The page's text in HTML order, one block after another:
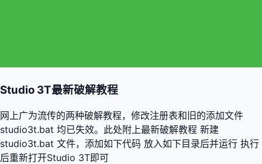
Studio 3T最新破解教程
网上广为流传的两种破解教程，修改注册表和旧的添加文件
studio3t.bat 均已失效。此处附上最新破解教程 新建
studio3t.bat 文件，添加如下代码 放入如下目录后并运行 执行
后重新打开Studio 3T即可